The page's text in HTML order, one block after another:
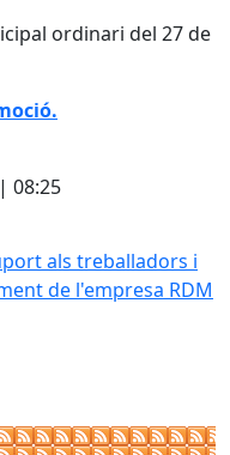
ordinari del 27 de
08:25
als treballadors i
de l'empresa RDM